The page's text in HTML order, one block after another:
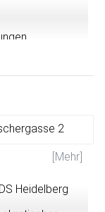
2
[Mehr]
Heidelberg